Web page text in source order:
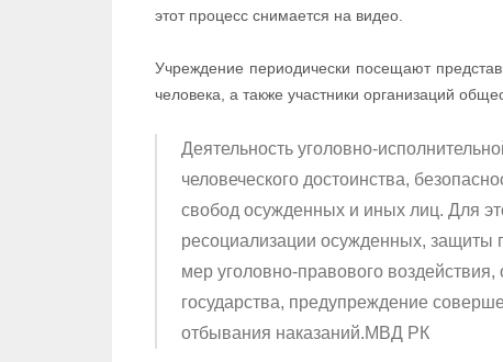
этот процесс снимается на видео.
Учреждение периодически посещают
человека, а также участники организаций
Деятельность уголовно-
человеческого достоинства,
свобод осужденных и иных лиц. Для
ресоциализации осужденных, защиты
мер уголовно-правового
государства, предупреждение
отбывания наказаний.МВД РК